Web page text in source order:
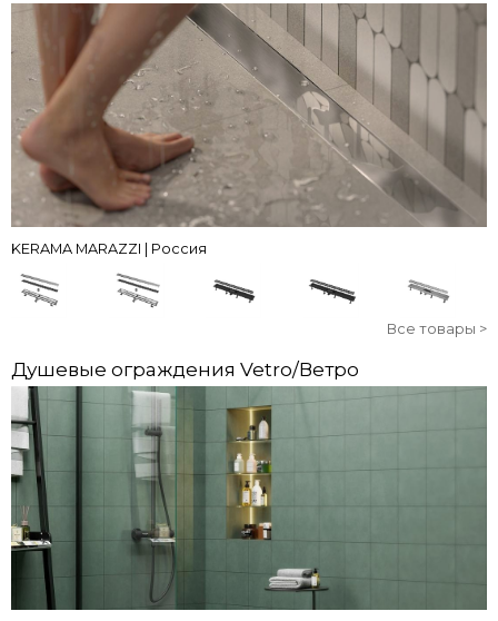
KERAMA MARAZZI | Россия
Все товары >
Душевые ограждения Vetro/Ветро